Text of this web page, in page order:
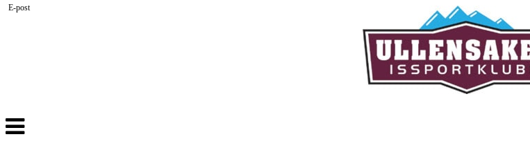
Veksle
navigasjon
E-post